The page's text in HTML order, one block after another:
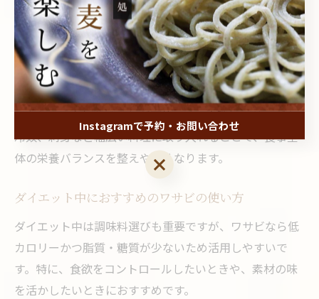
大きなメリットです。脂質を控えたい食事制限中でも、
ワサビなら安心して風味付けに使えます。
脂質が少ないことで、揚げ物や肉料理など脂質が多くな
りがちなメニューにも、カロリーの過剰摂取を抑えつつ
アクセントを加えることが可能です。実際に、サラダや
冷奴、刺身など幅広い料理に取り入れることで、食事全
体の栄養バランスを整えやすくなります。
ダイエット中におすすめのワサビの使い方
ダイエット中は調味料選びも重要ですが、ワサビなら低
カロリーかつ脂質・糖質が少ないため活用しやすいで
す。特に、食欲をコントロールしたいときや、素材の味
を活かしたいときにおすすめです。
Instagramで予約・お問い合わせ
Instagramで予約・お問い合わせ